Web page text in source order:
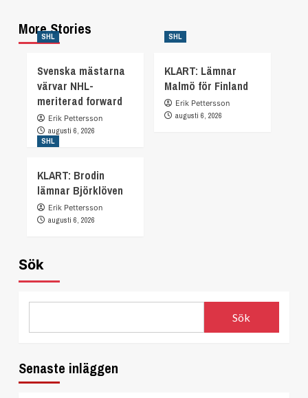
More Stories
SHL
Svenska mästarna
värvar NHL-
meriterad forward
Erik Pettersson
augusti 6, 2026
SHL
KLART: Lämnar
Malmö för Finland
Erik Pettersson
augusti 6, 2026
SHL
KLART: Brodin
lämnar Björklöven
Erik Pettersson
augusti 6, 2026
Sök
Sök
Senaste inläggen